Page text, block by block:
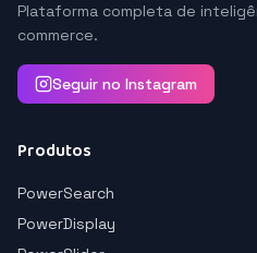
Plataforma completa de
commerce.
Seguir no Instagram
Produtos
PowerSearch
PowerDisplay